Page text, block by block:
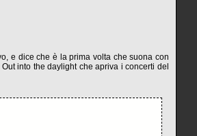
e dice che è la prima volta che suona con
into the daylight che apriva i concerti del